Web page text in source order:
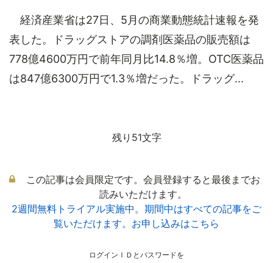
経済産業省は27日、5月の商業動態統計速報を発
表した。ドラッグストアの調剤医薬品の販売額は
778億4600万円で前年同月比14.8％増。OTC医薬品
は847億6300万円で1.3％増だった。ドラッグ...
残り51文字
この記事は会員限定です。会員登録すると最後までお
読みいただけます。
2週間無料トライアル実施中。期間中はすべての記事をご
覧いただけます。お申し込みはこちら
ログインＩＤとパスワードを